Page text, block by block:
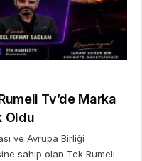
Tv’de Marka
Oldu
ve Avrupa Birliği
sahip olan Tek Rumeli